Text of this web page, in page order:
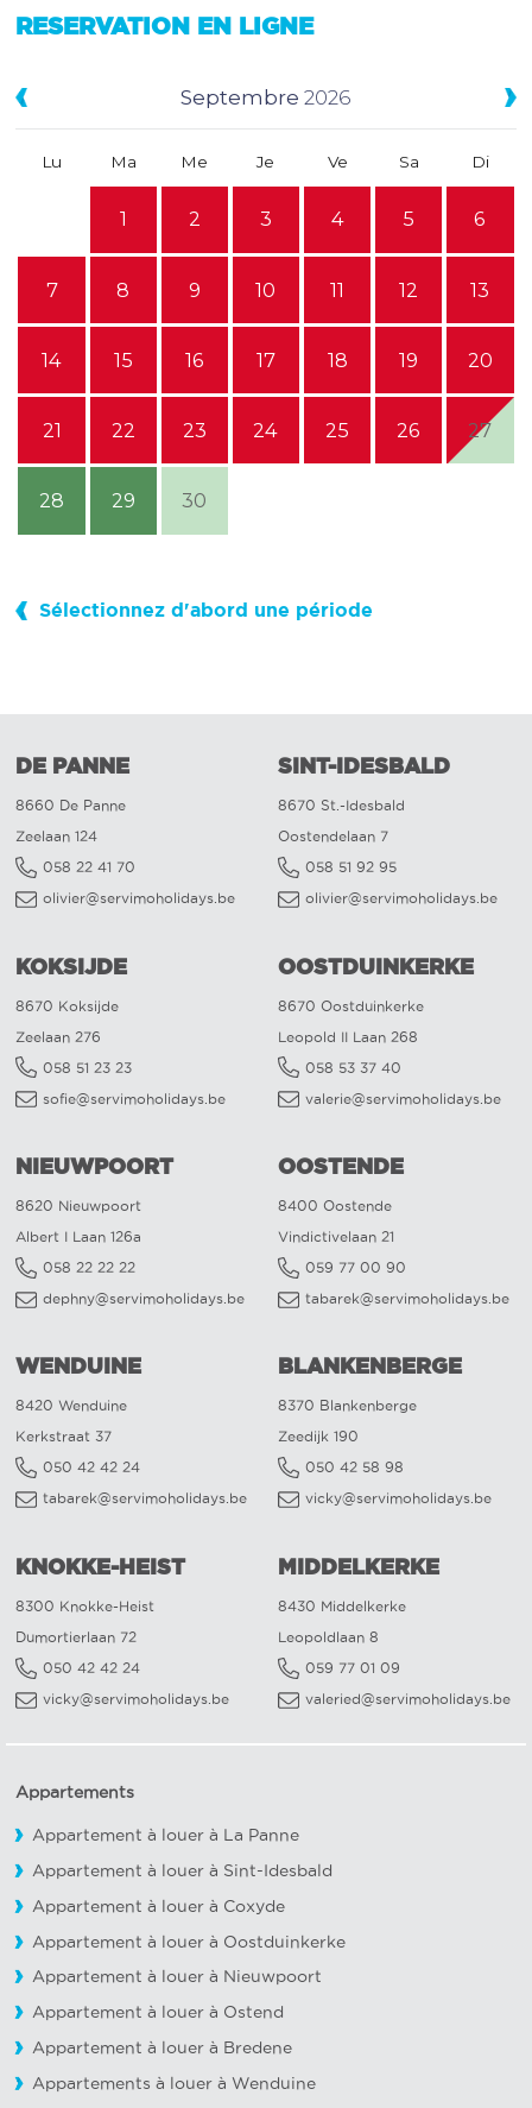
RESERVATION EN LIGNE
Septembre 2026
Lu Ma Me Je Ve Sa Di
1 2 3 4 5 6
7 8 9 10 11 12 13
14 15 16 17 18 19 20
21 22 23 24 25 26 27
28 29 30
Sélectionnez d'abord une période
DE PANNE
8660 De Panne
Zeelaan 124
058 22 41 70
olivier@servimoholidays.be
SINT-IDESBALD
8670 St.-Idesbald
Oostendelaan 7
058 51 92 95
olivier@servimoholidays.be
KOKSIJDE
8670 Koksijde
Zeelaan 276
058 51 23 23
sofie@servimoholidays.be
OOSTDUINKERKE
8670 Oostduinkerke
Leopold II Laan 268
058 53 37 40
valerie@servimoholidays.be
NIEUWPOORT
8620 Nieuwpoort
Albert I Laan 126a
058 22 22 22
dephny@servimoholidays.be
OOSTENDE
8400 Oostende
Vindictivelaan 21
059 77 00 90
tabarek@servimoholidays.be
WENDUINE
8420 Wenduine
Kerkstraat 37
050 42 42 24
tabarek@servimoholidays.be
BLANKENBERGE
8370 Blankenberge
Zeedijk 190
050 42 58 98
vicky@servimoholidays.be
KNOKKE-HEIST
8300 Knokke-Heist
Dumortierlaan 72
050 42 42 24
vicky@servimoholidays.be
MIDDELKERKE
8430 Middelkerke
Leopoldlaan 8
059 77 01 09
valeried@servimoholidays.be
Appartements
Appartement à louer à La Panne
Appartement à louer à Sint-Idesbald
Appartement à louer à Coxyde
Appartement à louer à Oostduinkerke
Appartement à louer à Nieuwpoort
Appartement à louer à Ostend
Appartement à louer à Bredene
Appartements à louer à Wenduine